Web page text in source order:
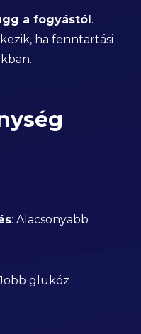
a fogyástól.
ha fenntartási
: Alacsonyabb
glukóz